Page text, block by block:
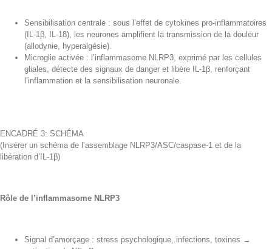
Sensibilisation centrale : sous l’effet de cytokines pro-inflammatoires
(IL-1β, IL-18), les neurones amplifient la transmission de la douleur
(allodynie, hyperalgésie).
Microglie activée : l’inflammasome NLRP3, exprimé par les cellules
gliales, détecte des signaux de danger et libère IL-1β, renforçant
l’inflammation et la sensibilisation neuronale.
ENCADRÉ 3: SCHÉMA
(Insérer un schéma de l’assemblage NLRP3/ASC/caspase-1 et de la
libération d’IL-1β)
Rôle de l’inflammasome NLRP3
Signal d’amorçage : stress psychologique, infections, toxines →